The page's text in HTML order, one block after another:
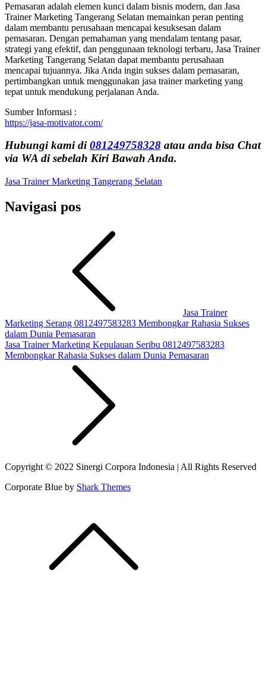
Pemasaran adalah elemen kunci dalam bisnis modern, dan Jasa
Trainer Marketing Tangerang Selatan memainkan peran penting
dalam membantu perusahaan mencapai kesuksesan dalam
pemasaran. Dengan pemahaman yang mendalam tentang pasar,
strategi yang efektif, dan penggunaan teknologi terbaru, Jasa Trainer
Marketing Tangerang Selatan dapat membantu perusahaan
mencapai tujuannya. Jika Anda ingin sukses dalam pemasaran,
pertimbangkan untuk menggunakan jasa trainer marketing yang
tepat untuk mendukung perjalanan Anda.
Sumber Informasi :
https://jasa-motivator.com/
Hubungi kami di081249758328 atau anda bisa Chat
via WA di sebelah Kiri Bawah Anda.
Jasa Trainer Marketing Tangerang Selatan
Navigasi pos
Jasa Trainer
Marketing Serang 0812497583283 Membongkar Rahasia Sukses
dalam Dunia Pemasaran
Jasa Trainer Marketing Kepulauan Seribu 0812497583283
Membongkar Rahasia Sukses dalam Dunia Pemasaran
Copyright © 2022 Sinergi Corpora Indonesia | All Rights Reserved
Corporate Blue by Shark Themes